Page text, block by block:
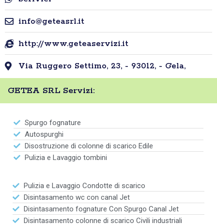
info@geteasrl.it
http://www.geteaservizi.it
Via Ruggero Settimo, 23, - 93012, - Gela,
GETEA SRL Servizi:
Spurgo fognature
Autospurghi
Disostruzione di colonne di scarico Edile
Pulizia e Lavaggio tombini
Pulizia e Lavaggio Condotte di scarico
Disintasamento wc con canal Jet
Disintasamento fognature Con Spurgo Canal Jet
Disintasamento colonne di scarico Civili industriali